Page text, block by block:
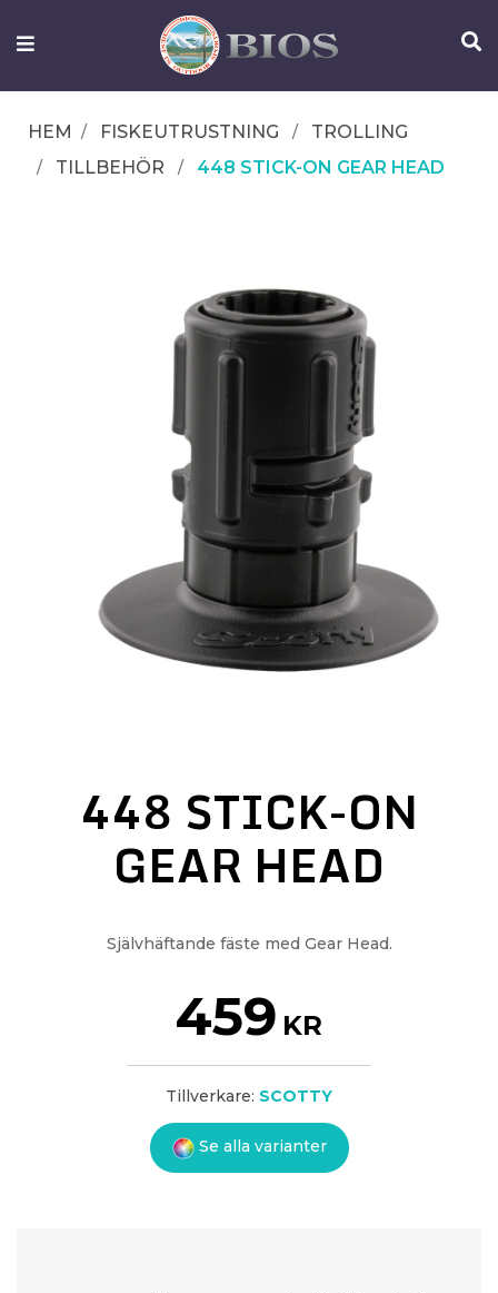
FISKEUTRUSTNING
OM
IFISH
HEM FISKEUTRUSTNING
TROLLING
TILLBEHÖR
448 STICK-ON GEAR HEAD
448 STICK-ON
GEAR HEAD
Självhäftande fäste med Gear Head.
459 KR
Tillverkare: SCOTTY
Se alla varianter